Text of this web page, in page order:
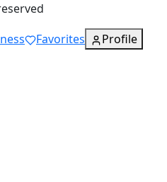
Favorites Profile